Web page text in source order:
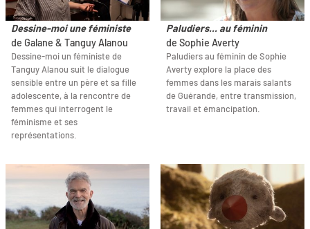
Dessine-moi une féministe
de Galane & Tanguy Alanou
Dessine-moi un féministe de
Tanguy Alanou suit le dialogue
sensible entre un père et sa fille
adolescente, à la rencontre de
femmes qui interrogent le
féminisme et ses
représentations.
Paludiers... au féminin
de Sophie Averty
Paludiers au féminin de Sophie
Averty explore la place des
femmes dans les marais salants
de Guérande, entre transmission,
travail et émancipation.